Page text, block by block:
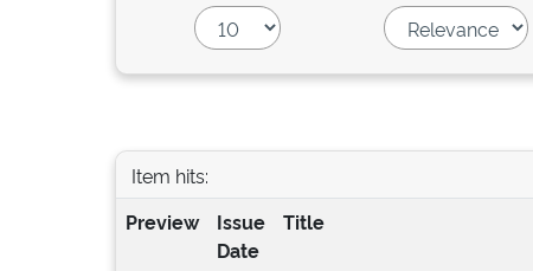
Item hits:
Preview
Issue
Date
Title